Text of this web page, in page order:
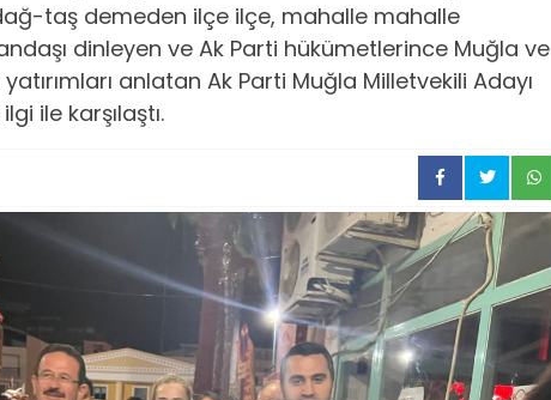
taş demeden ilçe ilçe, mahalle mahalle
dinleyen ve Ak Parti hükümetlerince Muğla ve
anlatan Ak Parti Muğla Milletvekili Adayı
ile karşılaştı.